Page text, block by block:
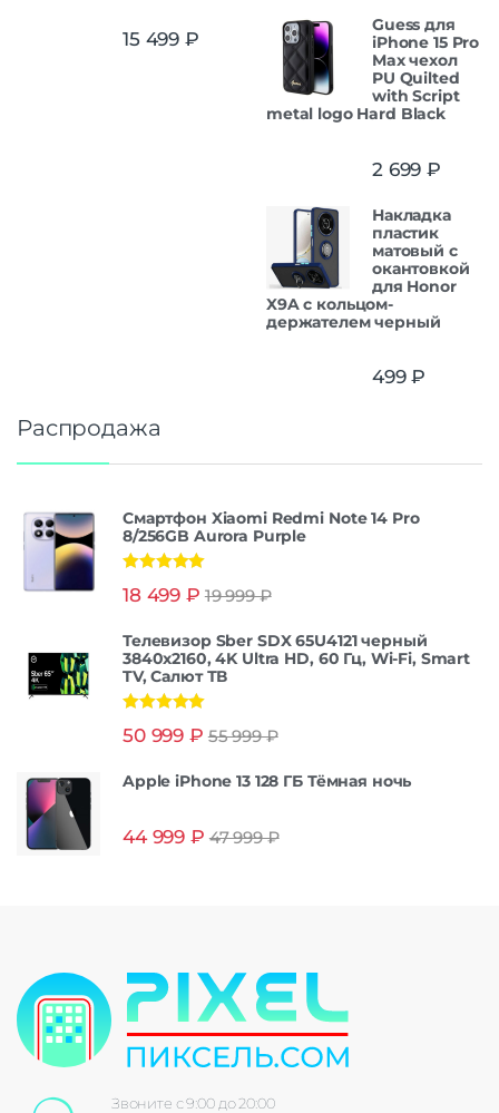
15 499 ₽
Guess для
iPhone 15 Pro
Max чехол
PU Quilted
with Script
metal logo Hard Black
2 699 ₽
Накладка
пластик
матовый с
окантовкой
для Honor
X9A с кольцом-
держателем черный
499₽
Распродажа
Смартфон Xiaomi Redmi Note 14 Pro
8/256GB Aurora Purple
из 5
18 499 ₽ 19 999₽
Телевизор Sber SDX 65U4121 черный
3840x2160, 4K Ultra HD, 60 Гц, Wi-Fi, Smart
TV, Салют ТВ
из 5
50 999 ₽ 55 999₽
Apple iPhone 13 128 ГБ Тёмная ночь
44 999 ₽ 47 999₽
Звоните с 9:00 до 20:00